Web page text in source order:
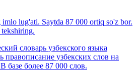
lug'ati. Saytda 87 000 ortiq so'z bor.
словарь узбекского языка
узбекских слов на
базе более 87 000 слов.